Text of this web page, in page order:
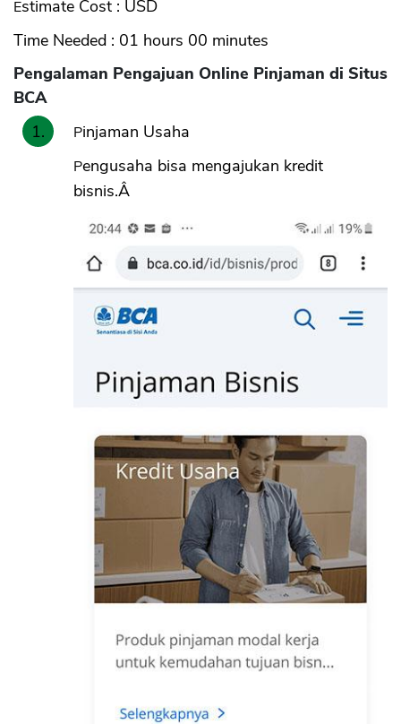
Estimate Cost : USD
Time Needed : 01 hours 00 minutes
Pengalaman Pengajuan Online Pinjaman di Situs
BCA
Pinjaman Usaha
Pengusaha bisa mengajukan kredit
bisnis.Â